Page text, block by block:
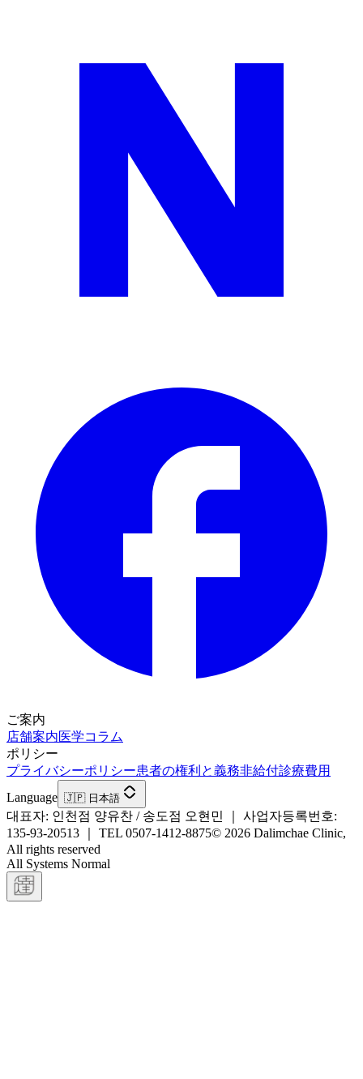
ご案内
店舗案内医学コラム
ポリシー
プライバシーポリシー患者の権利と義務非給付診療費用
Language 🇯🇵 日本語
대표자: 인천점 양유찬 / 송도점 오현민 ｜ 사업자등록번호:
135-93-20513 ｜ TEL 0507-1412-8875© 2026 Dalimchae Clinic,
All rights reserved
All Systems Normal